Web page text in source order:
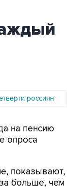
россиян
на пенсию
опроса
показывают,
больше, чем